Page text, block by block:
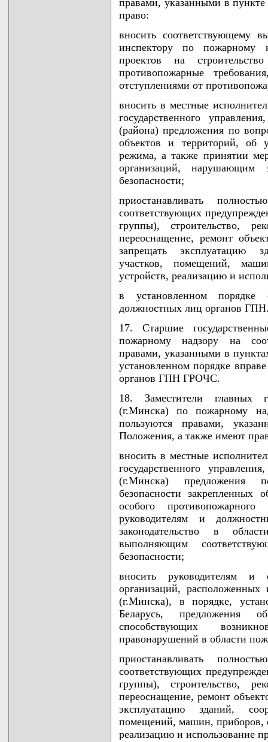
право:
вносить соответствующему
инспектору по пожарному
проектов на
противопожарные
отступлениями от
вносить в местные
государственного
(района) предложения по
объектов и территорий, об
режима, а также принятии
организаций, нарушающим
безопасности;
приостанавливать
соответствующих
группы), строительство,
переоснащение, ремонт
запрещать эксплуатацию
участков, помещений,
устройств, реализацию и
в установленном порядке
должностных лиц органов
17. Старшие
пожарному надзору на
правами, указанными в
установленном порядке
органов ГПН ГРОЧС.
18. Заместители главных
(г.Минска) по пожарному
пользуются правами,
Положения, а также имеют
вносить в местные
государственного
(г.Минска) предложения
безопасности закрепленных
особого
руководителям и
законодательство в
выполняющим
безопасности;
вносить руководителям и
организаций, расположенных
(г.Минска), в порядке,
Беларусь, предложения
способствующих
правонарушений в области
приостанавливать
соответствующих
группы), строительство,
переоснащение, ремонт
эксплуатацию зданий,
помещений, машин, приборов,
реализацию и использование